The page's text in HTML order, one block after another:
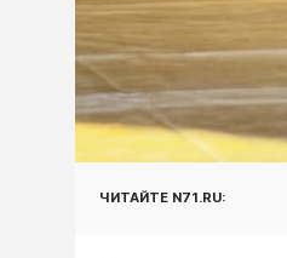
ЧИТАЙТЕ N71.RU: